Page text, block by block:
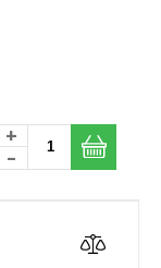
+
-